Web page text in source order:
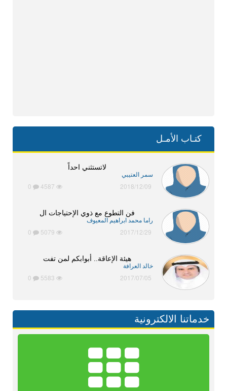
كتـاب الأمـل
لاتستثني احداً
سمر العتيبي
2018/12/09
فن التطوع مع ذوي الإحتياجات ال
راما محمد ابراهيم المعيوف
2017/12/29
هيئة الإعاقة.. أبوابكم لمن تفت
خالد العرافة
2017/07/05
خدماتنا الالكترونية